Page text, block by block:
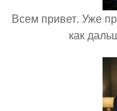
Всем привет. Уже
как